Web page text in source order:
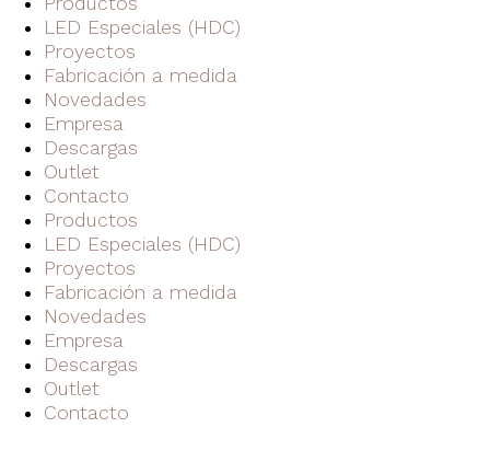
LED Especiales (HDC)
Proyectos
Fabricación a medida
Novedades
Empresa
Descargas
Outlet
Contacto
Productos
LED Especiales (HDC)
Proyectos
Fabricación a medida
Novedades
Empresa
Descargas
Outlet
Contacto